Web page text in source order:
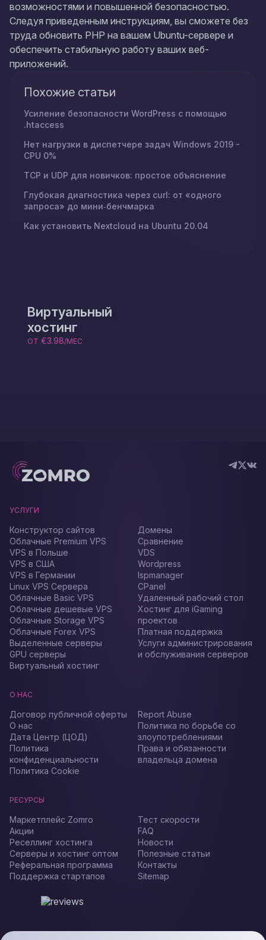
возможностями и повышенной безопасностью.
Следуя приведенным инструкциям, вы сможете без
труда обновить PHP на вашем Ubuntu-сервере и
обеспечить стабильную работу ваших веб-
приложений.
Похожие статьи
Усиление безопасности WordPress с помощью
.htaccess
Нет нагрузки в диспетчере задач Windows 2019 -
CPU 0%
TCP и UDP для новичков: простое объяснение
Глубокая диагностика через curl: от «одного
запроса» до мини‑бенчмарка
Как установить Nextcloud на Ubuntu 20.04
Виртуальный
хостинг
ОТ €3.98/МЕС
УСЛУГИ
Конструктор сайтов
Облачные Premium VPS
VPS в Польше
VPS в США
VPS в Германии
Linux VPS Сервера
Облачные Basic VPS
Облачные дешевые VPS
Облачные Storage VPS
Облачные Forex VPS
Выделенные серверы
GPU серверы
Виртуальный хостинг
Домены
Сравнение
VDS
Wordpress
Ispmanager
CPanel
Удаленный рабочий стол
Хостинг для iGaming
проектов
Платная поддержка
Услуги администрирования
и обслуживания серверов
О НАС
Договор публичной оферты
О нас
Дата Центр (ЦОД)
Политика
конфиденциальности
Политика Cookie
Report Abuse
Политика по борьбе со
злоупотреблениями
Права и обязанности
владельца домена
РЕСУРСЫ
Маркетплейс Zomro
Акции
Реселлинг хостинга
Серверы и хостинг оптом
Реферальная программа
Поддержка стартапов
Тест скорости
FAQ
Новости
Полезные статьи
Контакты
Sitemap